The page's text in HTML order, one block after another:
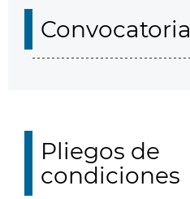
Convocatoria
Pliegos de
condiciones